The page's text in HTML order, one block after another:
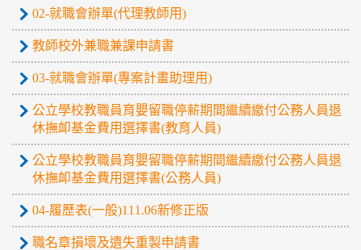
02-就職會辦單(代理教師用)
教師校外兼職兼課申請書
03-就職會辦單(專案計畫助理用)
公立學校教職員育嬰留職停薪期間繼續繳付公務人員退
休撫卹基金費用選擇書(教育人員)
公立學校教職員育嬰留職停薪期間繼續繳付公務人員退
休撫卹基金費用選擇書(公務人員)
04-履歷表(一般)111.06新修正版
職名章損壞及遺失重製申請書